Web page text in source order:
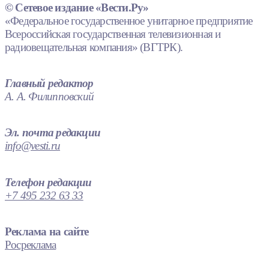
© Сетевое издание «Вести.Ру»
«Федеральное государственное унитарное предприятие
Всероссийская государственная телевизионная и
радиовещательная компания» (ВГТРК).
Главный редактор
А. А. Филипповский
Эл. почта редакции
info@vesti.ru
Телефон редакции
+7 495 232 63 33
Реклама на сайте
Росреклама